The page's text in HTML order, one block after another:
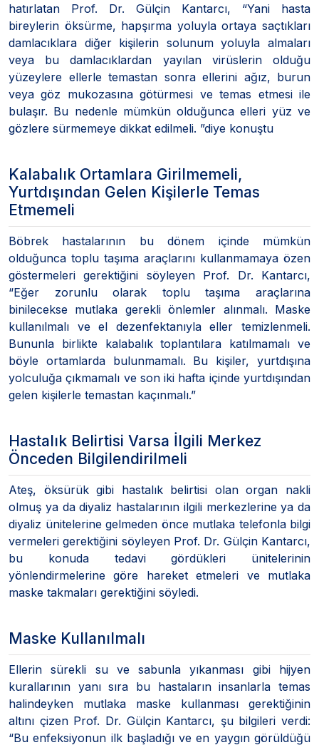
hatırlatan Prof. Dr. Gülçin Kantarcı, “Yani hasta
bireylerin öksürme, hapşırma yoluyla ortaya saçtıkları
damlacıklara diğer kişilerin solunum yoluyla almaları
veya bu damlacıklardan yayılan virüslerin olduğu
yüzeylere ellerle temastan sonra ellerini ağız, burun
veya göz mukozasına götürmesi ve temas etmesi ile
bulaşır. Bu nedenle mümkün olduğunca elleri yüz ve
gözlere sürmemeye dikkat edilmeli. ”diye konuştu
Kalabalık Ortamlara Girilmemeli,
Yurtdışından Gelen Kişilerle Temas
Etmemeli
Böbrek hastalarının bu dönem içinde mümkün
olduğunca toplu taşıma araçlarını kullanmamaya özen
göstermeleri gerektiğini söyleyen Prof. Dr. Kantarcı,
“Eğer zorunlu olarak toplu taşıma araçlarına
binilecekse mutlaka gerekli önlemler alınmalı. Maske
kullanılmalı ve el dezenfektanıyla eller temizlenmeli.
Bununla birlikte kalabalık toplantılara katılmamalı ve
böyle ortamlarda bulunmamalı. Bu kişiler, yurtdışına
yolculuğa çıkmamalı ve son iki hafta içinde yurtdışından
gelen kişilerle temastan kaçınmalı.”
Hastalık Belirtisi Varsa İlgili Merkez
Önceden Bilgilendirilmeli
Ateş, öksürük gibi hastalık belirtisi olan organ nakli
olmuş ya da diyaliz hastalarının ilgili merkezlerine ya da
diyaliz ünitelerine gelmeden önce mutlaka telefonla bilgi
vermeleri gerektiğini söyleyen Prof. Dr. Gülçin Kantarcı,
bu konuda tedavi gördükleri ünitelerinin
yönlendirmelerine göre hareket etmeleri ve mutlaka
maske takmaları gerektiğini söyledi.
Maske Kullanılmalı
Ellerin sürekli su ve sabunla yıkanması gibi hijyen
kurallarının yanı sıra bu hastaların insanlarla temas
halindeyken mutlaka maske kullanması gerektiğinin
altını çizen Prof. Dr. Gülçin Kantarcı, şu bilgileri verdi:
“Bu enfeksiyonun ilk başladığı ve en yaygın görüldüğü